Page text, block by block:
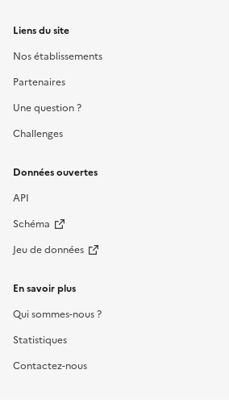
Liens du site
Nos établissements
Partenaires
Une question ?
Challenges
Données ouvertes
API
Schéma
Jeu de données
En savoir plus
Qui sommes-nous ?
Statistiques
Contactez-nous